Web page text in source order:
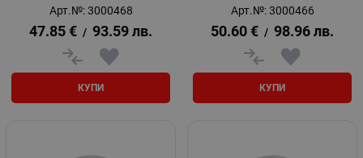
Арт.№: 3000468
47.85 € / 93.59 лв.
КУПИ
Арт.№: 3000466
50.60 € / 98.96 лв.
КУПИ